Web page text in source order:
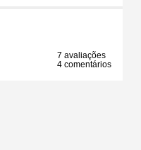
7 avaliações
4 comentários